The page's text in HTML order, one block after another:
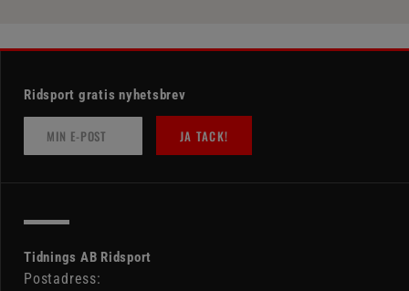
Ridsport gratis nyhetsbrev
JA TACK!
Tidnings AB Ridsport
Postadress: